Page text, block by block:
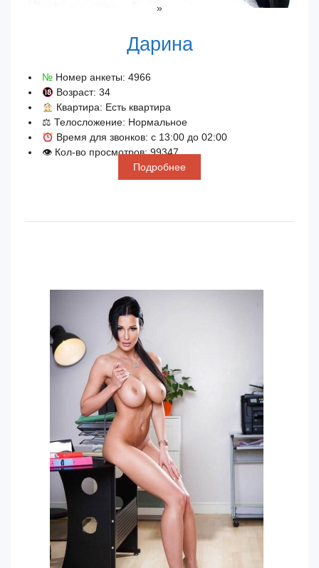
»
Дарина
№ Номер анкеты: 4966
Возраст: 34
Квартира: Есть квартира
⚖ Телосложение: Нормальное
Время для звонков: с 13:00 до 02:00
👁 Кол-во просмотров: 99347
Подробнее